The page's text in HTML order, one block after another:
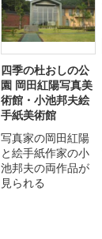
四季の杜おしの公
園 岡田紅陽写真美
術館・小池邦夫絵
手紙美術館
写真家の岡田紅陽
と絵手紙作家の小
池邦夫の両作品が
見られる